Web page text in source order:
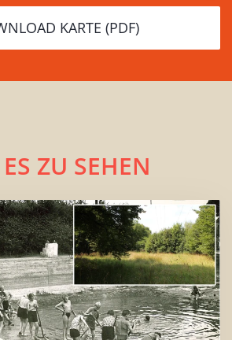
KARTE (PDF)
ZU SEHEN